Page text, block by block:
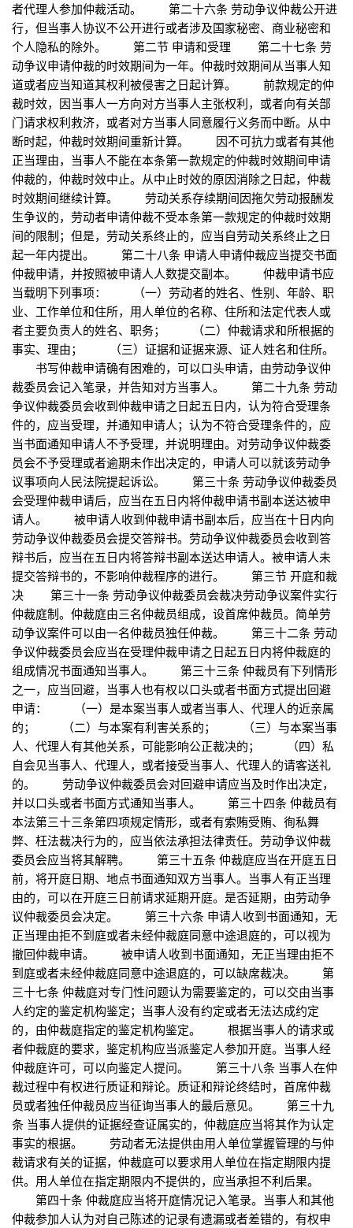
者代理人参加仲裁活动。 第二十六条 劳动争议仲裁公开进
行，但当事人协议不公开进行或者涉及国家秘密、商业秘密和
个人隐私的除外。 第二节 申请和受理 第二十七条 劳
动争议申请仲裁的时效期间为一年。仲裁时效期间从当事人知
道或者应当知道其权利被侵害之日起计算。 前款规定的仲
裁时效，因当事人一方向对方当事人主张权利，或者向有关部
门请求权利救济，或者对方当事人同意履行义务而中断。从中
断时起，仲裁时效期间重新计算。 因不可抗力或者有其他
正当理由，当事人不能在本条第一款规定的仲裁时效期间申请
仲裁的，仲裁时效中止。从中止时效的原因消除之日起，仲裁
时效期间继续计算。 劳动关系存续期间因拖欠劳动报酬发
生争议的，劳动者申请仲裁不受本条第一款规定的仲裁时效期
间的限制；但是，劳动关系终止的，应当自劳动关系终止之日
起一年内提出。 第二十八条 申请人申请仲裁应当提交书面
仲裁申请，并按照被申请人人数提交副本。 仲裁申请书应
当载明下列事项： （一）劳动者的姓名、性别、年龄、职
业、工作单位和住所，用人单位的名称、住所和法定代表人或
者主要负责人的姓名、职务； （二）仲裁请求和所根据的
事实、理由； （三）证据和证据来源、证人姓名和住所。
书写仲裁申请确有困难的，可以口头申请，由劳动争议仲
裁委员会记入笔录，并告知对方当事人。 第二十九条 劳动
争议仲裁委员会收到仲裁申请之日起五日内，认为符合受理条
件的，应当受理，并通知申请人；认为不符合受理条件的，应
当书面通知申请人不予受理，并说明理由。对劳动争议仲裁委
员会不予受理或者逾期未作出决定的，申请人可以就该劳动争
议事项向人民法院提起诉讼。 第三十条 劳动争议仲裁委员
会受理仲裁申请后，应当在五日内将仲裁申请书副本送达被申
请人。 被申请人收到仲裁申请书副本后，应当在十日内向
劳动争议仲裁委员会提交答辩书。劳动争议仲裁委员会收到答
辩书后，应当在五日内将答辩书副本送达申请人。被申请人未
提交答辩书的，不影响仲裁程序的进行。 第三节 开庭和裁
决 第三十一条 劳动争议仲裁委员会裁决劳动争议案件实行
仲裁庭制。仲裁庭由三名仲裁员组成，设首席仲裁员。简单劳
动争议案件可以由一名仲裁员独任仲裁。 第三十二条 劳动
争议仲裁委员会应当在受理仲裁申请之日起五日内将仲裁庭的
组成情况书面通知当事人。 第三十三条 仲裁员有下列情形
之一，应当回避，当事人也有权以口头或者书面方式提出回避
申请： （一）是本案当事人或者当事人、代理人的近亲属
的； （二）与本案有利害关系的； （三）与本案当事
人、代理人有其他关系，可能影响公正裁决的； （四）私
自会见当事人、代理人，或者接受当事人、代理人的请客送礼
的。 劳动争议仲裁委员会对回避申请应当及时作出决定，
并以口头或者书面方式通知当事人。 第三十四条 仲裁员有
本法第三十三条第四项规定情形，或者有索贿受贿、徇私舞
弊、枉法裁决行为的，应当依法承担法律责任。劳动争议仲裁
委员会应当将其解聘。 第三十五条 仲裁庭应当在开庭五日
前，将开庭日期、地点书面通知双方当事人。当事人有正当理
由的，可以在开庭三日前请求延期开庭。是否延期，由劳动争
议仲裁委员会决定。 第三十六条 申请人收到书面通知，无
正当理由拒不到庭或者未经仲裁庭同意中途退庭的，可以视为
撤回仲裁申请。 被申请人收到书面通知，无正当理由拒不
到庭或者未经仲裁庭同意中途退庭的，可以缺席裁决。 第
三十七条 仲裁庭对专门性问题认为需要鉴定的，可以交由当事
人约定的鉴定机构鉴定；当事人没有约定或者无法达成约定
的，由仲裁庭指定的鉴定机构鉴定。 根据当事人的请求或
者仲裁庭的要求，鉴定机构应当派鉴定人参加开庭。当事人经
仲裁庭许可，可以向鉴定人提问。 第三十八条 当事人在仲
裁过程中有权进行质证和辩论。质证和辩论终结时，首席仲裁
员或者独任仲裁员应当征询当事人的最后意见。 第三十九
条 当事人提供的证据经查证属实的，仲裁庭应当将其作为认定
事实的根据。 劳动者无法提供由用人单位掌握管理的与仲
裁请求有关的证据，仲裁庭可以要求用人单位在指定期限内提
供。用人单位在指定期限内不提供的，应当承担不利后果。
第四十条 仲裁庭应当将开庭情况记入笔录。当事人和其他
仲裁参加人认为对自己陈述的记录有遗漏或者差错的，有权申